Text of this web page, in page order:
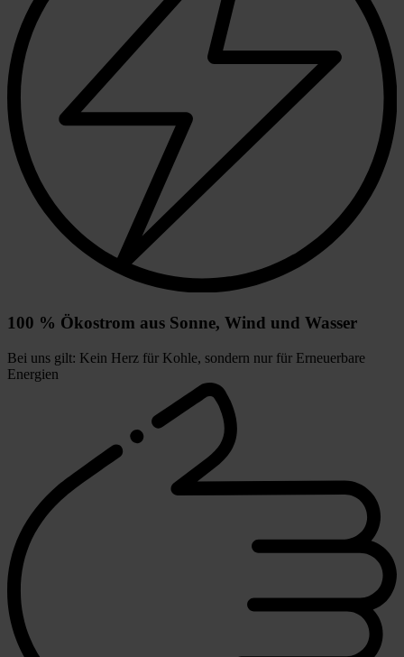
100 % Ökostrom aus Sonne, Wind und Wasser
Bei uns gilt: Kein Herz für Kohle, sondern nur für Erneuerbare
Energien